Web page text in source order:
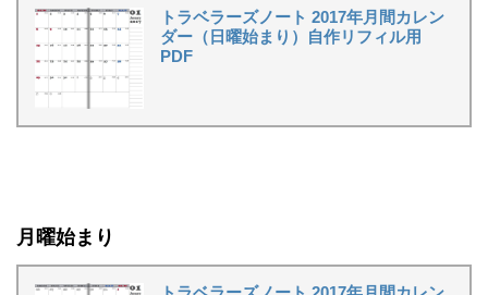
トラベラーズノート 2017年月間カレン
ダー（日曜始まり）自作リフィル用
PDF
月曜始まり